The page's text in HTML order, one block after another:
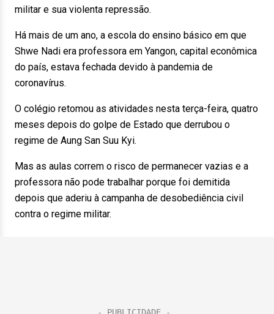
militar e sua violenta repressão.
Há mais de um ano, a escola do ensino básico em que
Shwe Nadi era professora em Yangon, capital econômica
do país, estava fechada devido à pandemia de
coronavírus.
O colégio retomou as atividades nesta terça-feira, quatro
meses depois do golpe de Estado que derrubou o
regime de Aung San Suu Kyi.
Mas as aulas correm o risco de permanecer vazias e a
professora não pode trabalhar porque foi demitida
depois que aderiu à campanha de desobediência civil
contra o regime militar.